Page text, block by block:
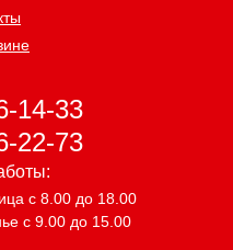
14-33
22-73
с 8.00 до 18.00
с 9.00 до 15.00